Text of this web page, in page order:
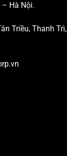
Hà Nội.
Triều, Thanh